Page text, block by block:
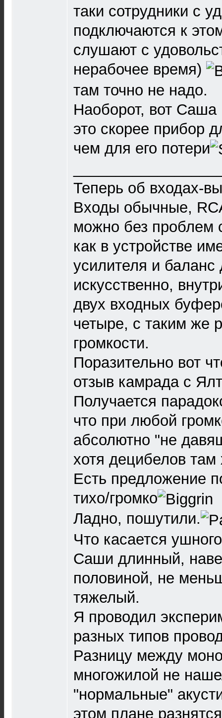
таки сотрудники с
подключаются к
слушают с
нерабочее время)
там точно не надо.
Наоборот, вот Саша
это скорее прибор
чем для его потери
Теперь об входах-
Входы обычные,
можно без проблем
как в устройстве
усилителя и баланс
искусственно,
двух входных
четыре, с таким же
громкости.
Поразительно вот
отзыв камрада с
Получается
что при любой
абсолютно "не
хотя децибелов там
Есть предложение
тихо/громко
Ладно, пошутили.
Что касается
Саши длинный,
половиной, не
тяжелый.
Я проводил
разных типов
Разницу между
многожилой не
"нормальные"
этом плане